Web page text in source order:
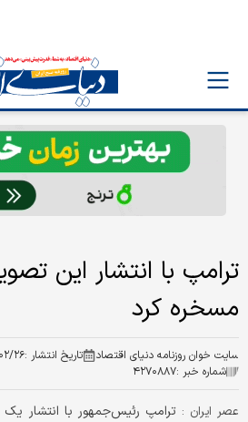
ترامپ با انتشار این
مسخره کرد
سایت خوان روزنامه دنیای اقتصاد تاریخ انتشار :۱۴۰۵/
شماره خبر :۴۲۷۰۸۸۷
عصر ایران :ترامپ رئیس‌جمهور با انتشار